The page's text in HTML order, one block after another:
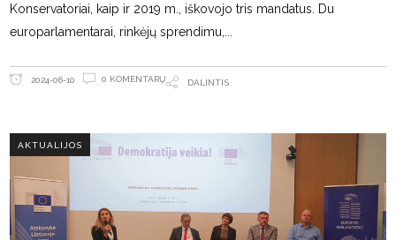
Konservatoriai, kaip ir 2019 m., iškovojo tris mandatus. Du
europarlamentarai, rinkėjų sprendimu,
2024-06-10 0 KOMENTARŲ DALINTIS
AKTUALIJOS